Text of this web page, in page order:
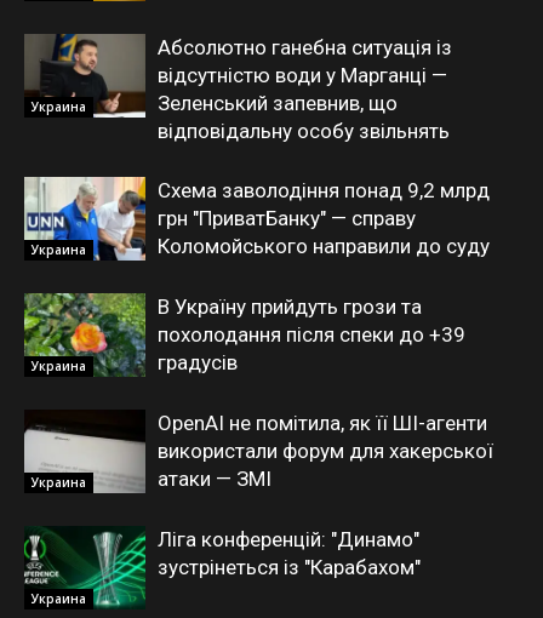
Украина
Абсолютно ганебна ситуація із
відсутністю води у Марганці —
Зеленський запевнив, що
відповідальну особу звільнять
Украина
Схема заволодіння понад 9,2 млрд
грн "ПриватБанку" — справу
Коломойського направили до суду
Украина
В Україну прийдуть грози та
похолодання після спеки до +39
градусів
Украина
OpenAI не помітила, як її ШІ-агенти
використали форум для хакерської
атаки — ЗМІ
Украина
Ліга конференцій: "Динамо"
зустрінеться із "Карабахом"